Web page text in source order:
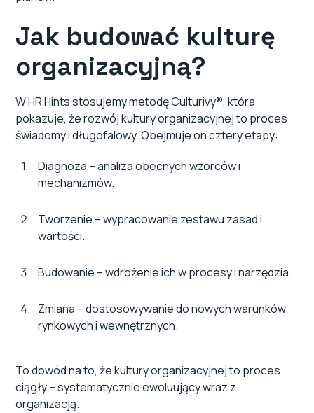
Jak budować kulturę
organizacyjną?
W HR Hints stosujemy metodę Culturivy®, która
pokazuje, że rozwój kultury organizacyjnej to proces
świadomy i długofalowy. Obejmuje on cztery etapy:
Diagnoza – analiza obecnych wzorców i
mechanizmów.
Tworzenie – wypracowanie zestawu zasad i
wartości.
Budowanie – wdrożenie ich w procesy i narzędzia.
Zmiana – dostosowywanie do nowych warunków
rynkowych i wewnętrznych.
To dowód na to, że kultury organizacyjnej to proces
ciągły – systematycznie ewoluujący wraz z
organizacją.